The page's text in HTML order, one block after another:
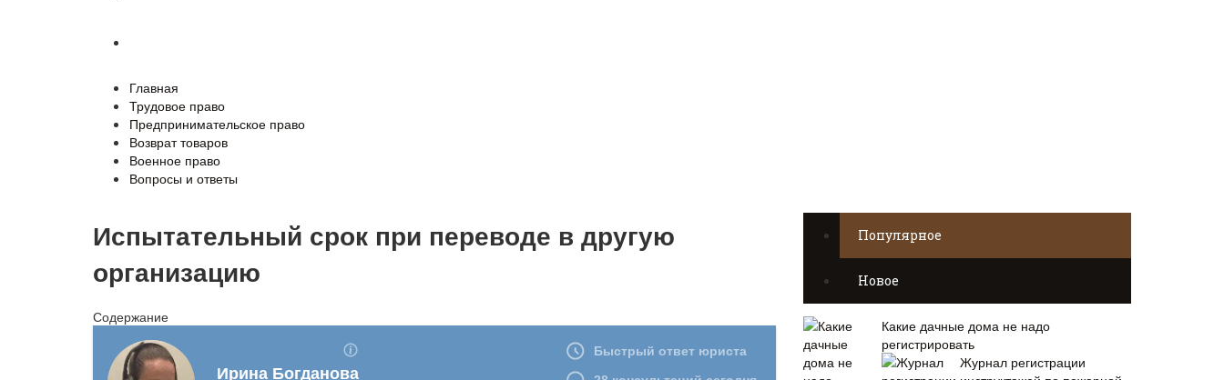
Главная
Трудовое право
Предпринимательское право
Возврат товаров
Военное право
Вопросы и ответы
Испытательный срок при переводе в другую
организацию
Содержание
Популярное
Новое
Какие дачные дома не надо
регистрировать
Журнал регистрации